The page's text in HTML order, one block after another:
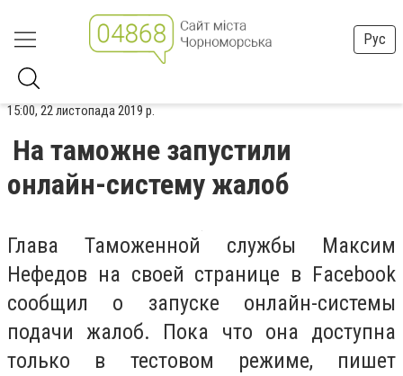
Рус
15:00, 22 листопада 2019 р.
На таможне запустили
онлайн-систему жалоб
Глава Таможенной службы Максим
Нефедов на своей странице в Facebook
сообщил о запуске онлайн-системы
подачи жалоб. Пока что она доступна
только в тестовом режиме, пишет